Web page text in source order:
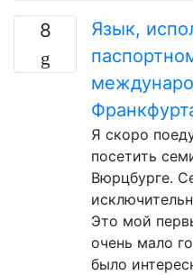
8
Язык,
Я скоро
посетить
Вюрцбурге.
Это мой
очень мало
было